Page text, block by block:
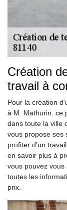
Création
travail à
Pour la création
à M. Mathurin. ce
dans toute la ville
vous propose ses
profiter d’un
en savoir plus à
vous pouvez
toutes les
prix.